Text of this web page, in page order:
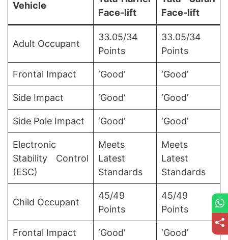
Vehicle
Face-lift
Face-lift
Adult Occupant
33.05/34
Points
33.05/34
Points
Frontal Impact ‘Good’ ‘Good’
Side Impact ‘Good’ ‘Good’
Side Pole Impact ‘Good’ ‘Good’
Electronic
Stability Control
(ESC)
Meets
Latest
Standards
Meets
Latest
Standards
Child Occupant
45/49
Points
45/49
Points
Frontal Impact ‘Good’ ‘Good’